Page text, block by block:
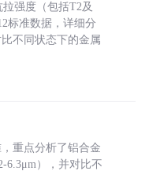
强度（包括T2及
标准数据，详细分
不同状态下的金属
重点分析了铝合金
6.3μm），并对比不